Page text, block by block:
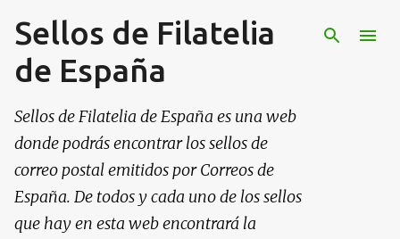
Ir al contenido principal
Sellos de Filatelia
de España
Sellos de Filatelia de España es una web
donde podrás encontrar los sellos de
correo postal emitidos por Correos de
España. De todos y cada uno de los sellos
que hay en esta web encontrará la